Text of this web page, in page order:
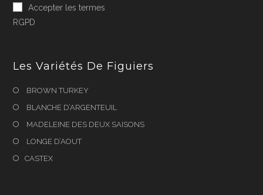
Accepter les termes
RGPD
Les Variétés De Figuiers
BROWN TURKEY
BLANCHE D’ARGENTEUIL
MADELEINE DES DEUX SAISONS
LONGE D’AOUT
CASTEX